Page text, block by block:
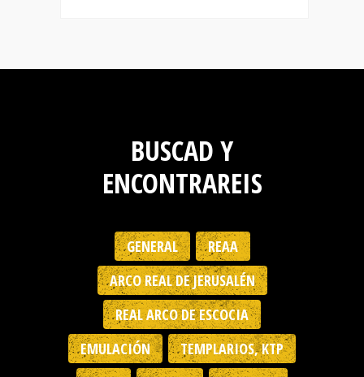
BUSCAD Y
ENCONTRAREIS
GENERAL
REAA
ARCO REAL DE JERUSALÉN
REAL ARCO DE ESCOCIA
EMULACIÓN
TEMPLARIOS, KTP